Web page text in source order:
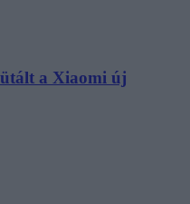
a Xiaomi új